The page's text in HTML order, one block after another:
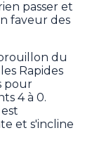
passer et
faveur des
du
Rapides
pour
4 à 0.
et s'incline